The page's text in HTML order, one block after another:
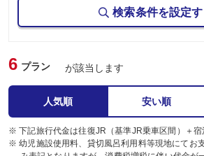
検索条件を設定
6 プラン が該当します
人気順 安い順
※ 下記旅行代金は往復JR（基準JR乗車区間）＋宿
※ 幼児施設使用料、貸切風呂利用料等現地にてお